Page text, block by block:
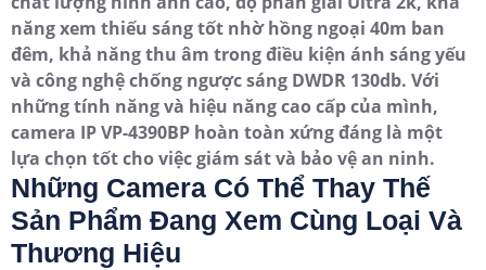
năng xem thiếu sáng tốt nhờ hồng ngoại 40m ban
đêm, khả năng thu âm trong điều kiện ánh sáng yếu
và công nghệ chống ngược sáng DWDR 130db. Với
những tính năng và hiệu năng cao cấp của mình,
camera IP VP-4390BP hoàn toàn xứng đáng là một
lựa chọn tốt cho việc giám sát và bảo vệ an ninh.
Những Camera Có Thể Thay Thế
Sản Phẩm Đang Xem Cùng Loại Và
Thương Hiệu